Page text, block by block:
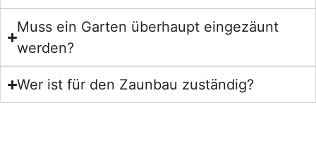
Muss ein Garten überhaupt eingezäunt
werden?
Wer ist für den Zaunbau zuständig?